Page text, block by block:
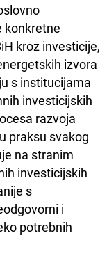
konkretne
kroz investicije,
izvora
s institucijama
investicijskih
razvoja
praksu svakog
na stranim
investicijskih
s
i
potrebnih